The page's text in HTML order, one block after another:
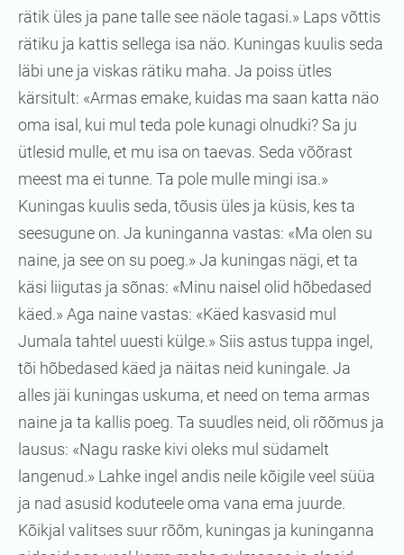
rätik üles ja pane talle see näole tagasi.» Laps võttis
rätiku ja kattis sellega isa näo. Kuningas kuulis seda
läbi une ja viskas rätiku maha. Ja poiss ütles
kärsitult: «Armas emake, kuidas ma saan katta näo
oma isal, kui mul teda pole kunagi olnudki? Sa ju
ütlesid mulle, et mu isa on taevas. Seda võõrast
meest ma ei tunne. Ta pole mulle mingi isa.»
Kuningas kuulis seda, tõusis üles ja küsis, kes ta
seesugune on. Ja kuninganna vastas: «Ma olen su
naine, ja see on su poeg.» Ja kuningas nägi, et ta
käsi liigutas ja sõnas: «Minu naisel olid hõbedased
käed.» Aga naine vastas: «Käed kasvasid mul
Jumala tahtel uuesti külge.» Siis astus tuppa ingel,
tõi hõbedased käed ja näitas neid kuningale. Ja
alles jäi kuningas uskuma, et need on tema armas
naine ja ta kallis poeg. Ta suudles neid, oli rõõmus ja
lausus: «Nagu raske kivi oleks mul südamelt
langenud.» Lahke ingel andis neile kõigile veel süüa
ja nad asusid koduteele oma vana ema juurde.
Kõikjal valitses suur rõõm, kuningas ja kuninganna